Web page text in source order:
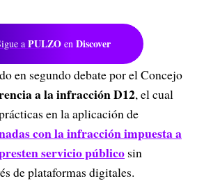
a PULZO en Discover
en segundo debate por el Concejo
a la infracción D12, el cual
en la aplicación de
con la infracción impuesta a
servicio público sin
de plataformas digitales.